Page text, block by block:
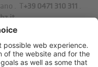
. T+39 0471 310 311 .